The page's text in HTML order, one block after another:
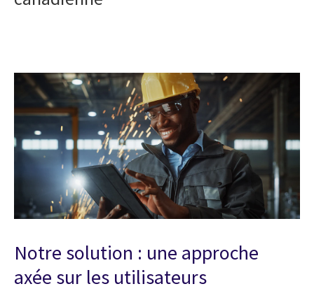
Notre solution : une approche
axée sur les utilisateurs